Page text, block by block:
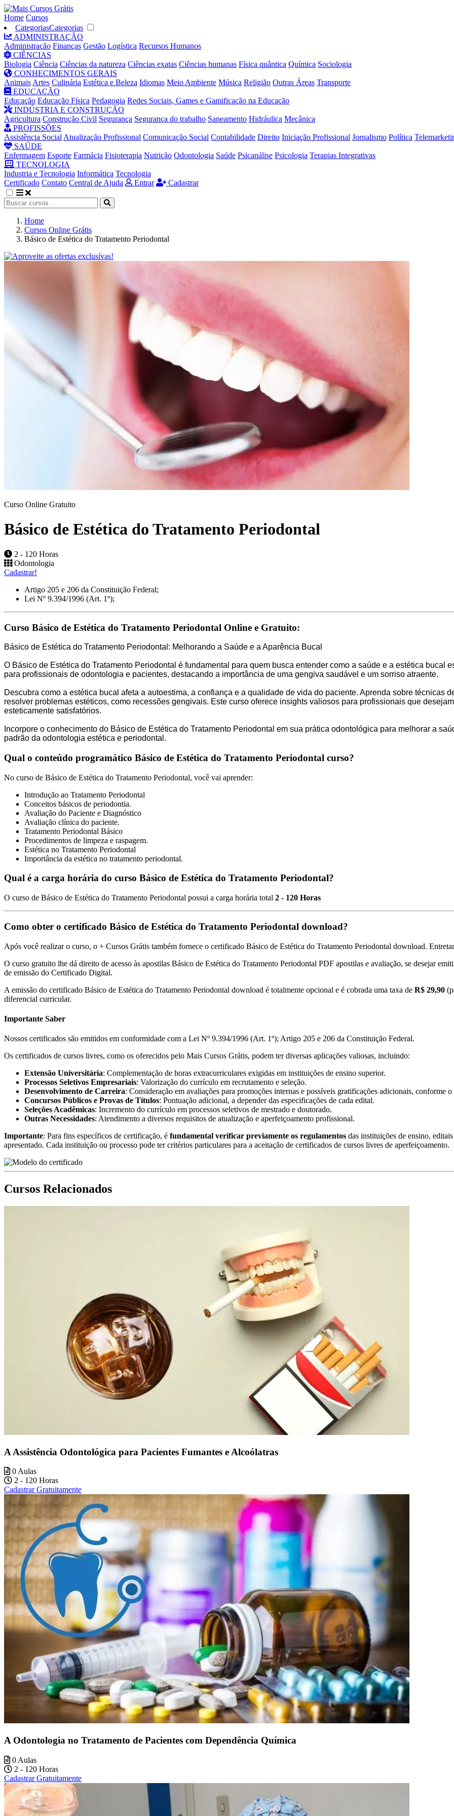
Home Cursos
CategoriasCategorias
ADMINISTRAÇÃO
Administração Finanças Gestão Logística Recursos Humanos
CIÊNCIAS
Biologia Ciência Ciências da natureza Ciências exatas Ciências humanas Física quântica Química Sociologia
CONHECIMENTOS GERAIS
Animais Artes Culinária Estética e Beleza Idiomas Meio Ambiente Música Religião Outras Áreas Transporte
EDUCAÇÃO
Educação Educação Física Pedagogia Redes Sociais, Games e Gamificação na Educação
INDÚSTRIA E CONSTRUÇÃO
Agricultura Construção Civil Segurança Segurança do trabalho Saneamento Hidráulica Mecânica
PROFISSÕES
Assistência Social Atualização Profissional Comunicação Social Contabilidade Direito Iniciação Profissional Jornalismo Política
SAÚDE
Enfermagem Esporte Farmácia Fisioterapia Nutrição Odontologia Saúde Psicanálise Psicologia Terapias Integrativas
TECNOLOGIA
Industria e Tecnologia Informática Tecnologia
Certificado Contato Central de Ajuda Entrar Cadastrar
Home
Cursos Online Grátis
Básico de Estética do Tratamento Periodontal
Curso Online Gratuito
Básico de Estética do Tratamento Periodontal
2 - 120 Horas
Odontologia
Cadastrar!
Artigo 205 e 206 da Constituição Federal;
Lei Nº 9.394/1996 (Art. 1º);
Curso Básico de Estética do Tratamento Periodontal Online e Gratuito:
Básico de Estética do Tratamento Periodontal: Melhorando a Saúde e a Aparência Bucal
O Básico de Estética do Tratamento Periodontal é fundamental para quem busca entender como a saúde e a estética bucal
para profissionais de odontologia e pacientes, destacando a importância de uma gengiva saudável e um sorriso atraente.
Descubra como a estética bucal afeta a autoestima, a confiança e a qualidade de vida do paciente. Aprenda sobre técnicas
resolver problemas estéticos, como recessões gengivais. Este curso oferece insights valiosos para profissionais que
esteticamente satisfatórios.
Incorpore o conhecimento do Básico de Estética do Tratamento Periodontal em sua prática odontológica para melhorar a
padrão da odontologia estética e periodontal.
Qual o conteúdo programático Básico de Estética do Tratamento Periodontal curso?
No curso de Básico de Estética do Tratamento Periodontal, você vai aprender:
Introdução ao Tratamento Periodontal
Conceitos básicos de periodontia.
Avaliação do Paciente e Diagnóstico
Avaliação clínica do paciente.
Tratamento Periodontal Básico
Procedimentos de limpeza e raspagem.
Estética no Tratamento Periodontal
Importância da estética no tratamento periodontal.
Qual é a carga horária do curso Básico de Estética do Tratamento Periodontal?
O curso de Básico de Estética do Tratamento Periodontal possui a carga horária total 2 - 120 Horas
Como obter o certificado Básico de Estética do Tratamento Periodontal download?
Após você realizar o curso, o + Cursos Grátis também fornece o certificado Básico de Estética do Tratamento Periodontal download.
O curso gratuito lhe dá direito de acesso às apostilas Básico de Estética do Tratamento Periodontal PDF apostilas e avaliação, se desejar
de emissão do Certificado Digital.
A emissão do certificado Básico de Estética do Tratamento Periodontal download é totalmente opcional e é cobrada uma taxa de R$ 29,90
diferencial curricular.
Importante Saber
Nossos certificados são emitidos em conformidade com a Lei Nº 9.394/1996 (Art. 1º); Artigo 205 e 206 da Constituição Federal.
Os certificados de cursos livres, como os oferecidos pelo Mais Cursos Grátis, podem ter diversas aplicações valiosas, incluindo:
Extensão Universitária: Complementação de horas extracurriculares exigidas em instituições de ensino superior.
Processos Seletivos Empresariais: Valorização do currículo em recrutamento e seleção.
Desenvolvimento de Carreira: Consideração em avaliações para promoções internas e possíveis gratificações adicionais, conforme
Concursos Públicos e Provas de Títulos: Pontuação adicional, a depender das especificações de cada edital.
Seleções Acadêmicas: Incremento do currículo em processos seletivos de mestrado e doutorado.
Outras Necessidades: Atendimento a diversos requisitos de atualização e aperfeiçoamento profissional.
Importante: Para fins específicos de certificação, é fundamental verificar previamente os regulamentos das instituições de ensino,
apresentado. Cada instituição ou processo pode ter critérios particulares para a aceitação de certificados de cursos livres de aperfeiçoamento.
Cursos Relacionados
A Assistência Odontológica para Pacientes Fumantes e Alcoólatras
0 Aulas
2 - 120 Horas
Cadastrar Gratuitamente
A Odontologia no Tratamento de Pacientes com Dependência Química
0 Aulas
2 - 120 Horas
Cadastrar Gratuitamente